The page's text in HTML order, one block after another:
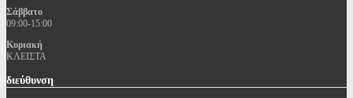
Σάββατο
09:00-15:00
Κυριακή
ΚΛΕΙΣΤΑ
διεύθυνση